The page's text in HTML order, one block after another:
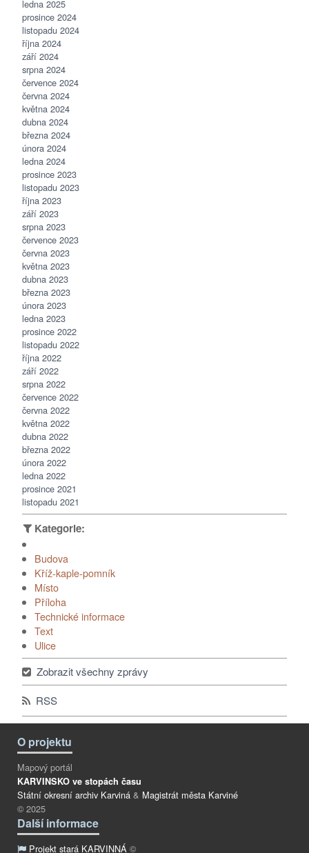
ledna 2025
prosince 2024
listopadu 2024
října 2024
září 2024
srpna 2024
července 2024
června 2024
května 2024
dubna 2024
března 2024
února 2024
ledna 2024
prosince 2023
listopadu 2023
října 2023
září 2023
srpna 2023
července 2023
června 2023
května 2023
dubna 2023
března 2023
února 2023
ledna 2023
prosince 2022
listopadu 2022
října 2022
září 2022
srpna 2022
července 2022
června 2022
května 2022
dubna 2022
března 2022
února 2022
ledna 2022
prosince 2021
listopadu 2021
Budova
Kříž-kaple-pomník
Místo
Příloha
Technické informace
Text
Ulice
Zobrazit všechny zprávy
RSS
O projektu
Mapový portál
KARVINSKO ve stopách času
Státní okresní archiv Karviná & Magistrát města Karviné
© 2025
Další informace
Projekt stará KARVINNÁ ©